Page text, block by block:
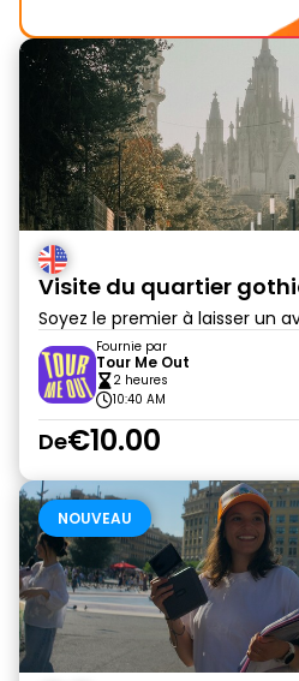
Visite du quartier
Soyez le premier à laisser un
Fournie par
Tour Me Out
2 heures
10:40 AM
De€10.00
NOUVEAU